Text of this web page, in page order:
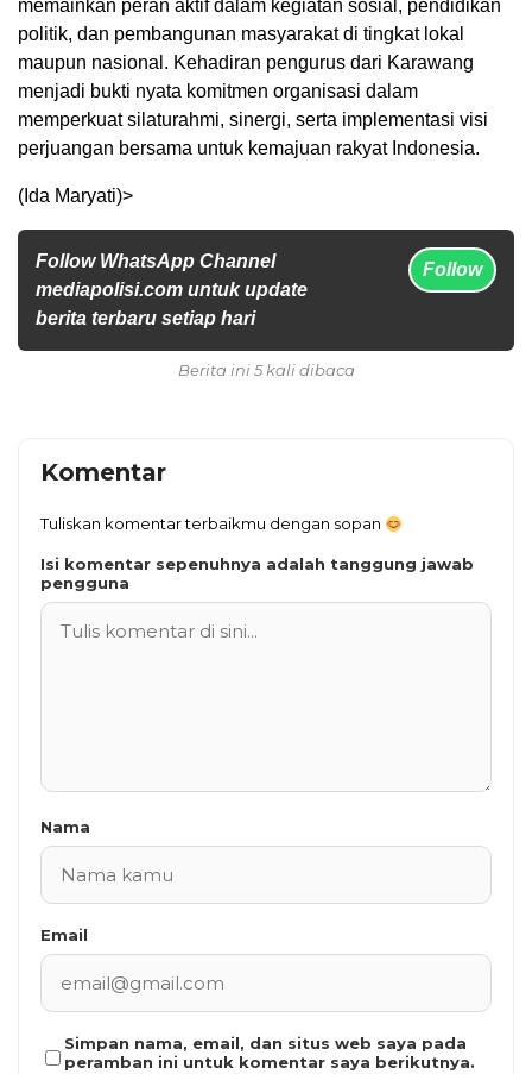
memainkan peran aktif dalam kegiatan sosial, pendidikan
politik, dan pembangunan masyarakat di tingkat lokal
maupun nasional. Kehadiran pengurus dari Karawang
menjadi bukti nyata komitmen organisasi dalam
memperkuat silaturahmi, sinergi, serta implementasi visi
perjuangan bersama untuk kemajuan rakyat Indonesia.
(Ida Maryati)>
Follow WhatsApp Channel
mediapolisi.com untuk update
berita terbaru setiap hari
Follow
Berita ini 5 kali dibaca
Komentar
Tuliskan komentar terbaikmu dengan sopan
Isi komentar sepenuhnya adalah tanggung jawab
pengguna
Nama
Email
Simpan nama, email, dan situs web saya pada
peramban ini untuk komentar saya berikutnya.